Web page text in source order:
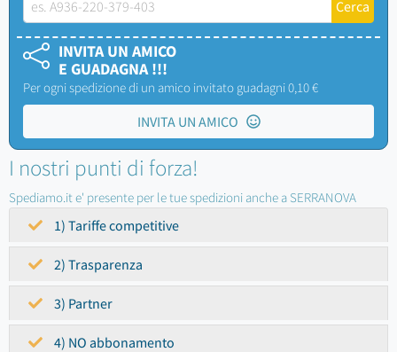
INVITA UN AMICO
E GUADAGNA !!!
Per ogni spedizione di un amico invitato guadagni 0,10 €
INVITA UN AMICO
I nostri punti di forza!
Spediamo.it e' presente per le tue spedizioni anche a SERRANOVA
1) Tariffe competitive
2) Trasparenza
3) Partner
4) NO abbonamento